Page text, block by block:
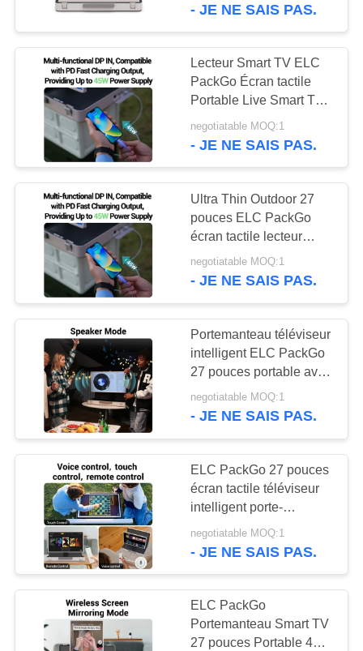
SITEMAP
POLITIQUE
MATIÈRE
DE
PROTECTION
PRIVÉE
Affichage à écran
tactile
Tablettes à
éclairage de bord
120
Comprimés
médicaux
35
Signalisation à
double écran
- JE NE SAIS PAS.
Lecteur Smart TV ELC
PackGo Écran tactile
Portable Live Smart TV
Pour le ménage en
extérieur
negotiatable MOQ:1
- JE NE SAIS PAS.
Ultra Thin Outdoor 27
pouces ELC PackGo
écran tactile lecteur
vidéo portable téléviseur
intelligent
negotiatable MOQ:1
- JE NE SAIS PAS.
Portemanteau téléviseur
intelligent ELC PackGo
27 pouces portable avec
Wifi HD
negotiatable MOQ:1
- JE NE SAIS PAS.
ELC PackGo 27 pouces
écran tactile téléviseur
intelligent porte-
documents téléviseur
intelligent tablette
negotiatable MOQ:1
- JE NE SAIS PAS.
ELC PackGo
Portemanteau Smart TV
27 pouces Portable 4K